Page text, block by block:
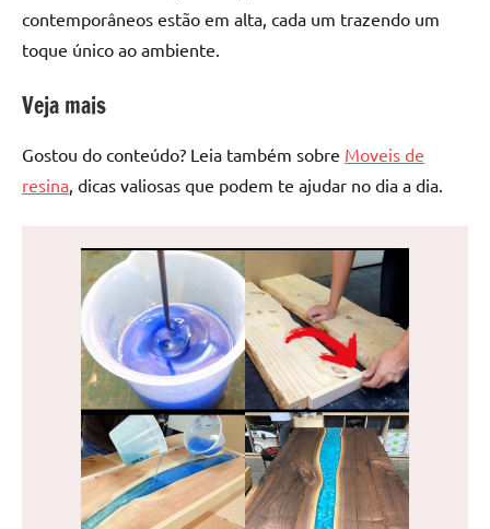
contemporâneos estão em alta, cada um trazendo um
toque único ao ambiente.
Veja mais
Gostou do conteúdo? Leia também sobre Moveis de
resina , dicas valiosas que podem te ajudar no dia a dia.